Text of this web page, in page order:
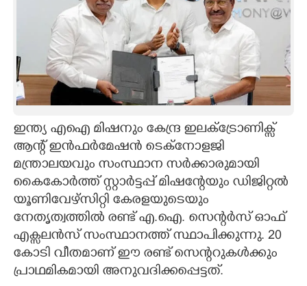
ART
ASTRO
CARTOONS
LITERATURE
ZOOM
CONTACT US
ഇന്ത്യ എഐ മിഷനും കേന്ദ്ര ഇലക്ട്രോണിക്സ്
ആന്റ് ഇൻഫർമേഷൻ ടെക്നോളജി
മന്ത്രാലയവും സംസ്ഥാന സർക്കാരുമായി
കൈകോർത്ത് സ്റ്റാർട്ടപ്പ് മിഷന്റേയും ഡിജിറ്റൽ
യൂണിവേഴ്സിറ്റി കേരളയുടെയും
നേതൃത്വത്തിൽ രണ്ട് എ.ഐ. സെന്റർസ് ഓഫ്
എക്സലൻസ് സംസ്ഥാനത്ത് സ്ഥാപിക്കുന്നു. 20
കോടി വീതമാണ് ഈ രണ്ട് സെന്ററുകൾക്കും
പ്രാഥമികമായി അനുവദിക്കപ്പെട്ടത്.